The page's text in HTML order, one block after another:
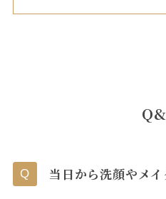
当日から洗顔やメ